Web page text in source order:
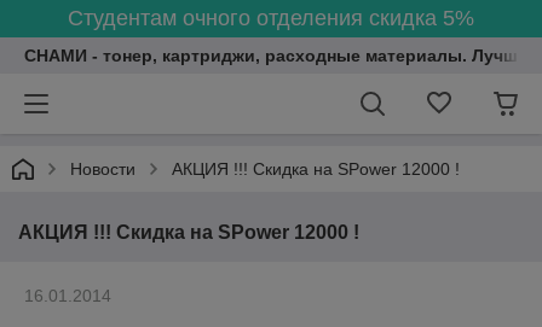
Студентам очного отделения скидка 5%
СНАМИ - тонер, картриджи, расходные материалы.
Новости АКЦИЯ !!! Скидка на SPower 12000 !
АКЦИЯ !!! Скидка на SPower 12000 !
16.01.2014